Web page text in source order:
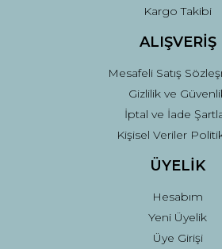
Kargo Takibi
ALIŞVERİŞ
Mesafeli Satış
Gizlilik ve
İptal ve İade
Kişisel Veriler
ÜYELİK
Hesabım
Yeni Üyelik
Üye Girişi